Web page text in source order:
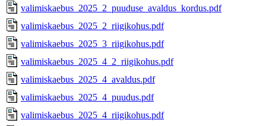
valimiskaebus_2025_2_puuduse_avaldus_kordus.pdf
valimiskaebus_2025_2_riigikohus.pdf
valimiskaebus_2025_3_riigikohus.pdf
valimiskaebus_2025_4_2_riigikohus.pdf
valimiskaebus_2025_4_avaldus.pdf
valimiskaebus_2025_4_puudus.pdf
valimiskaebus_2025_4_riigikohus.pdf